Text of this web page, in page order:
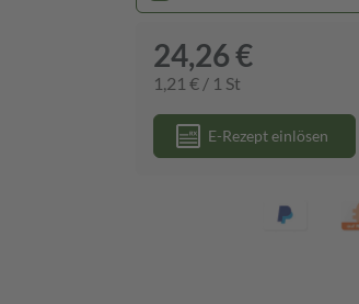
24,26 €
1,21 € / 1 St
E-Rezept einlösen